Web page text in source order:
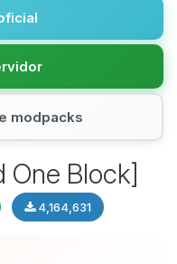
modpacks
One Block]
4,164,631